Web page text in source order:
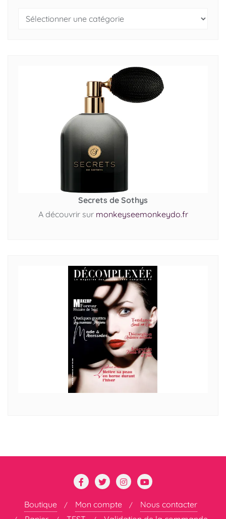
Secrets de Sothys
A découvrir sur monkeyseemonkeydo.fr
Boutique Mon compte
Nous contacter